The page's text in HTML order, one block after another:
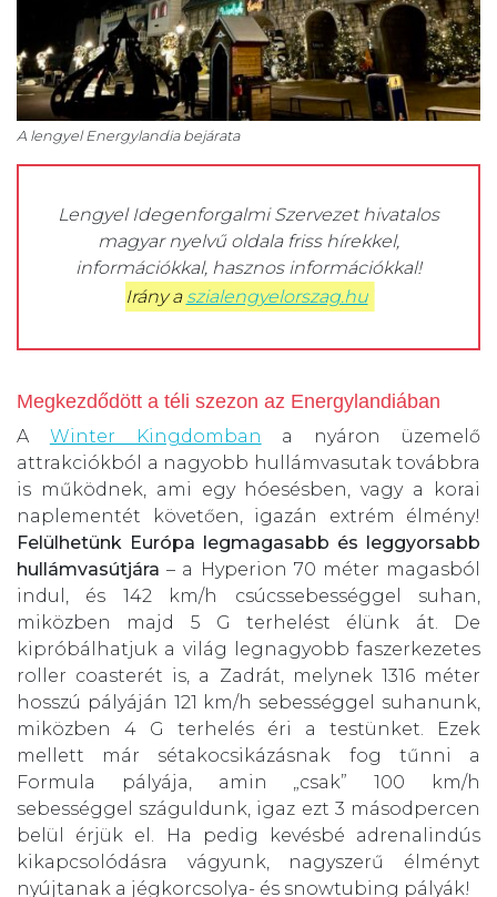
A lengyel Energylandia bejárata
Lengyel Idegenforgalmi Szervezet hivatalos
magyar nyelvű oldala friss hírekkel,
információkkal, hasznos információkkal!
Irány a szialengyelorszag.hu!
Megkezdődött a téli szezon az Energylandiában
A Winter Kingdomban a nyáron üzemelő
attrakciókból a nagyobb hullámvasutak továbbra
is működnek, ami egy hóesésben, vagy a korai
naplementét követően, igazán extrém élmény!
Felülhetünk Európa legmagasabb és leggyorsabb
hullámvasútjára – a Hyperion 70 méter magasból
indul, és 142 km/h csúcssebességgel suhan,
miközben majd 5 G terhelést élünk át. De
kipróbálhatjuk a világ legnagyobb faszerkezetes
roller coasterét is, a Zadrát, melynek 1316 méter
hosszú pályáján 121 km/h sebességgel suhanunk,
miközben 4 G terhelés éri a testünket. Ezek
mellett már sétakocsikázásnak fog tűnni a
Formula pályája, amin „csak” 100 km/h
sebességgel száguldunk, igaz ezt 3 másodpercen
belül érjük el. Ha pedig kevésbé adrenalindús
kikapcsolódásra vágyunk, nagyszerű élményt
nyújtanak a jégkorcsolya- és snowtubing pályák!